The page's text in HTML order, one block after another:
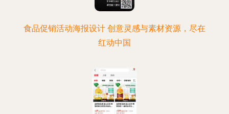
食品促销活动海报设计 创意灵感与素材资源，尽在
红动中国